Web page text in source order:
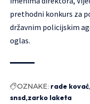
prethodni konkurs za
državnim policijskim
oglas.
OZNAKE: rade kovać
snsd zarko laketa